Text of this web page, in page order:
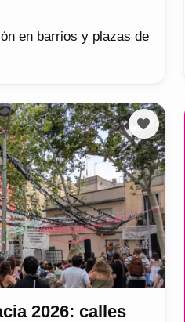
en barrios y plazas de
2026: calles